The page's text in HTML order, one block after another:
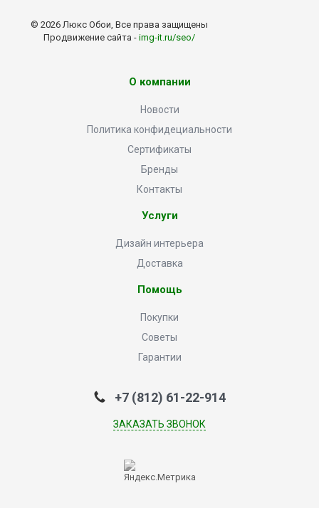
© 2026 Люкс Обои, Все права защищены
Продвижение сайта - img-it.ru/seo/
О компании
Новости
Политика конфидециальности
Сертификаты
Бренды
Контакты
Услуги
Дизайн интерьера
Доставка
Помощь
Покупки
Советы
Гарантии
+7 (812) 61-22-914
ЗАКАЗАТЬ ЗВОНОК